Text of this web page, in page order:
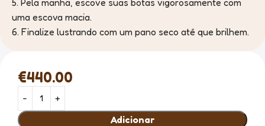
uma escova macia.
6. Finalize lustrando com um pano seco até que brilhem.
€440.00
Adicionar